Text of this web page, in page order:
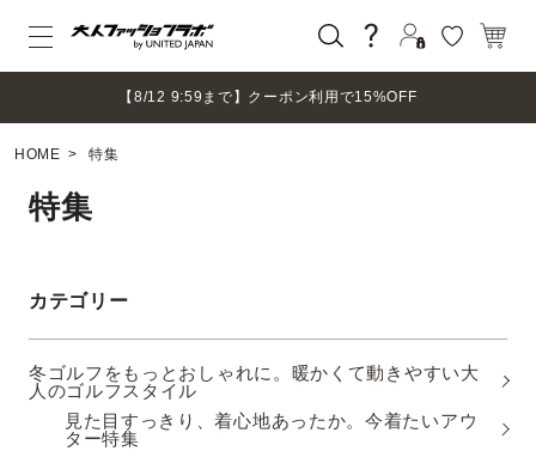
新規会員登録
【8/12 9:59まで】クーポン利用で15%OFF
HOME 特集
特集
カテゴリー
冬ゴルフをもっとおしゃれに。暖かくて動きやすい大
人のゴルフスタイル
見た目すっきり、着心地あったか。今着たいアウ
ター特集
グレー
ブルー
ベージュ
ピンク
レッド
マルチカラー